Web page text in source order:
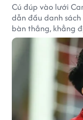
Cú đúp vào lưới
dẫn đầu danh sách
bàn thắng, khẳng
tuyển Việt Nam.